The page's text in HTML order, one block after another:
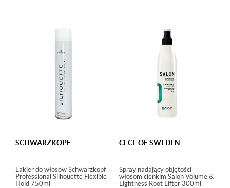
SCHWARZKOPF
Lakier do włosów Schwarzkopf
Professional Silhouette Flexible
Hold 750ml
CECE OF SWEDEN
Spray nadający objętości
włosom cienkim Salon Volume &
Lightness Root Lifter 300ml